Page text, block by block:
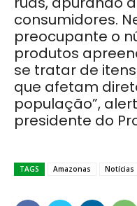
consumidores.
preocupante o
produtos
se tratar de
que afetam
população”,
presidente do
TAGS Amazonas Notícias